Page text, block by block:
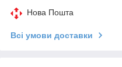
Нова Пошта
Всі умови доставки